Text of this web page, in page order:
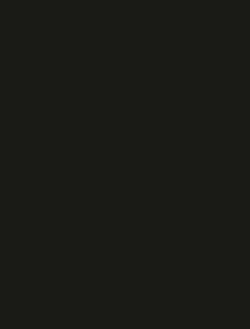
carioca que mais se
elenco. A posição de
caseiras e
do
e vinha mostrando
até a